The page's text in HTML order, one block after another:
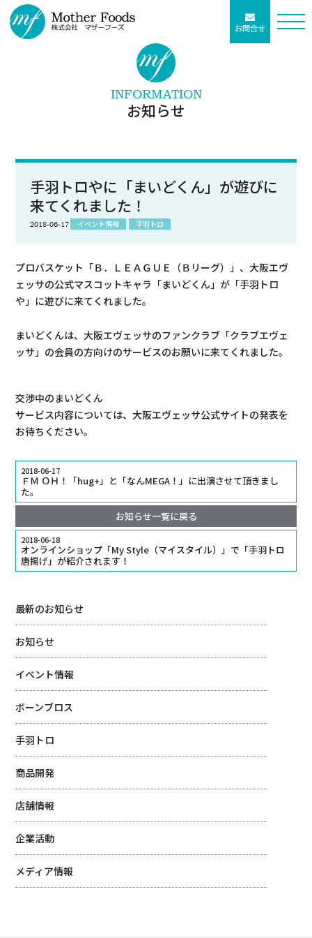
お問合せ
INFORMATION
お知らせ
最新のお知らせ
お知らせ
イベント情報
ボーンブロス
手羽トロ
商品開発
店舗情報
企業活動
メディア情報
手羽トロやに「まいどくん」が遊びに
来てくれました！
2018-06-17 イベント情報 手羽トロ
プロバスケット「Ｂ．ＬＥＡＧＵＥ（Ｂリーグ）」、大阪エヴ
ェッサの公式マスコットキャラ「まいどくん」が「手羽トロ
や」に遊びに来てくれました。
まいどくんは、大阪エヴェッサのファンクラブ「クラブエヴェ
ッサ 」の会員の方向けのサービスのお願いに来てくれました。
交渉中のまいどくん
サービス内容については、大阪エヴェッサ公式サイトの発表を
お待ちください。
2018-06-17
ＦＭ ＯＨ！「hug+」と「なんMEGA！」に出演させて頂きまし
た。
お知らせ一覧に戻る
2018-06-18
オンラインショップ「My Style（マイスタイル）」で「手羽トロ
唐揚げ」が紹介されます！